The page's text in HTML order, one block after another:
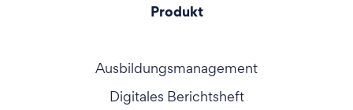
Produkt
Ausbildungsmanagement
Digitales Berichtsheft